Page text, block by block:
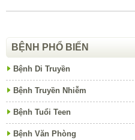
BỆNH PHỔ BIẾN
Bệnh Di Truyền
Bệnh Truyền Nhiễm
Bệnh Tuổi Teen
Bệnh Văn Phòng